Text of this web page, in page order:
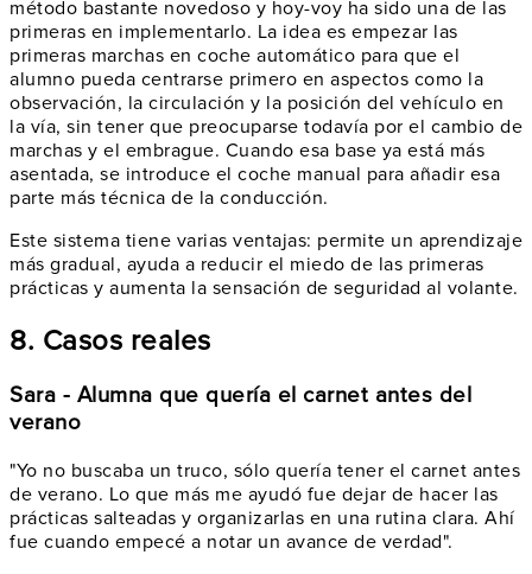
método bastante novedoso y hoy-voy ha sido una de las
primeras en implementarlo. La idea es empezar las
primeras marchas en coche automático para que el
alumno pueda centrarse primero en aspectos como la
observación, la circulación y la posición del vehículo en
la vía, sin tener que preocuparse todavía por el cambio de
marchas y el embrague. Cuando esa base ya está más
asentada, se introduce el coche manual para añadir esa
parte más técnica de la conducción.
Este sistema tiene varias ventajas: permite un aprendizaje
más gradual, ayuda a reducir el miedo de las primeras
prácticas y aumenta la sensación de seguridad al volante.
8. Casos reales
Sara - Alumna que quería el carnet antes del
verano
"Yo no buscaba un truco, sólo quería tener el carnet antes
de verano. Lo que más me ayudó fue dejar de hacer las
prácticas salteadas y organizarlas en una rutina clara. Ahí
fue cuando empecé a notar un avance de verdad".